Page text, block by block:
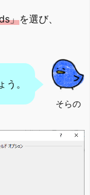
」を選び、
そらの
。